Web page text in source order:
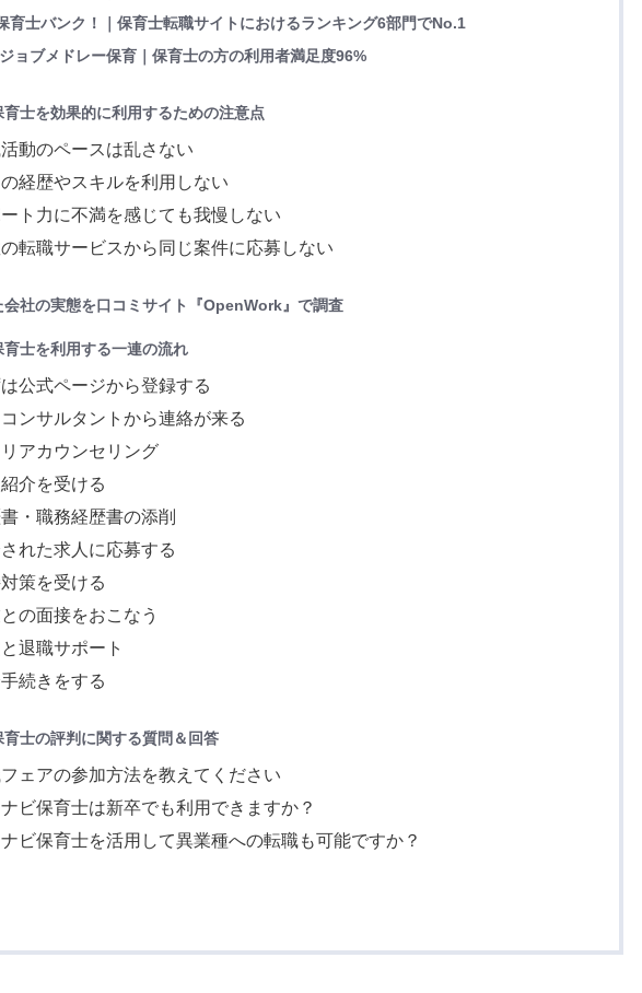
育士バンク！｜保育士転職サイトにおけるランキング6部門でNo.1
ョブメドレー保育｜保育士の方の利用者満足度96%
育士を効果的に利用するための注意点
動のペースは乱さない
経歴やスキルを利用しない
ト力に不満を感じても我慢しない
転職サービスから同じ案件に応募しない
会社の実態を口コミサイト『OpenWork』で調査
育士を利用する一連の流れ
は公式ページから登録する
ンサルタントから連絡が来る
アカウンセリング
介を受ける
・職務経歴書の添削
れた求人に応募する
策を受ける
の面接をおこなう
退職サポート
続きをする
育士の評判に関する質問＆回答
ェアの参加方法を教えてください
ビ保育士は新卒でも利用できますか？
ビ保育士を活用して異業種への転職も可能ですか？